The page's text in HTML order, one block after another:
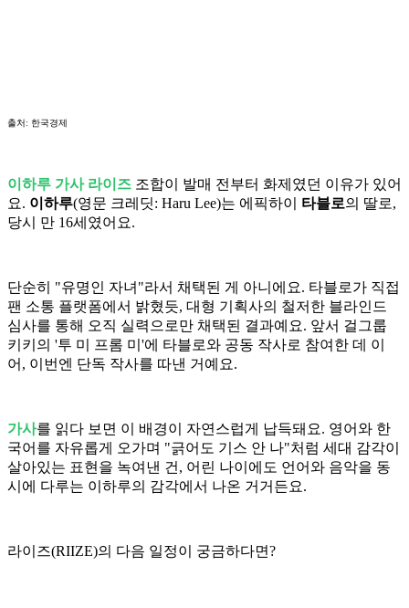
출처: 한국경제
이하루 가사 라이즈 조합이 발매 전부터 화제였던 이유가 있어
요. 이하루(영문 크레딧: Haru Lee)는 에픽하이 타블로의 딸로,
당시 만 16세였어요.
단순히 "유명인 자녀"라서 채택된 게 아니에요. 타블로가 직접
팬 소통 플랫폼에서 밝혔듯, 대형 기획사의 철저한 블라인드
심사를 통해 오직 실력으로만 채택된 결과예요. 앞서 걸그룹
키키의 '투 미 프롬 미'에 타블로와 공동 작사로 참여한 데 이
어, 이번엔 단독 작사를 따낸 거예요.
가사를 읽다 보면 이 배경이 자연스럽게 납득돼요. 영어와 한
국어를 자유롭게 오가며 "긁어도 기스 안 나"처럼 세대 감각이
살아있는 표현을 녹여낸 건, 어린 나이에도 언어와 음악을 동
시에 다루는 이하루의 감각에서 나온 거거든요.
라이즈(RIIZE)의 다음 일정이 궁금하다면?